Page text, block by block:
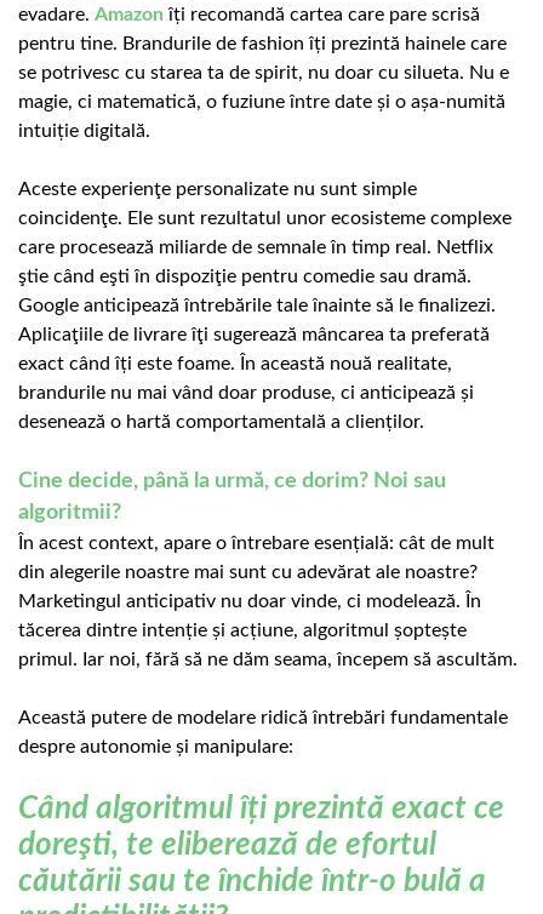
evadare. Amazon îți recomandă cartea care pare scrisă
pentru tine. Brandurile de fashion îți prezintă hainele care
se potrivesc cu starea ta de spirit, nu doar cu silueta. Nu e
magie, ci matematică, o fuziune între date și o așa-numită
intuiție digitală.
Aceste experienţe personalizate nu sunt simple
coincidenţe. Ele sunt rezultatul unor ecosisteme complexe
care procesează miliarde de semnale în timp real. Netflix
ştie când eşti în dispoziţie pentru comedie sau dramă.
Google anticipează întrebările tale înainte să le finalizezi.
Aplicaţiile de livrare îţi sugerează mâncarea ta preferată
exact când îți este foame. În această nouă realitate,
brandurile nu mai vând doar produse, ci anticipează și
desenează o hartă comportamentală a clienților.
Cine decide, până la urmă, ce dorim? Noi sau
algoritmii?
În acest context, apare o întrebare esențială: cât de mult
din alegerile noastre mai sunt cu adevărat ale noastre?
Marketingul anticipativ nu doar vinde, ci modelează. În
tăcerea dintre intenție și acțiune, algoritmul șoptește
primul. Iar noi, fără să ne dăm seama, începem să ascultăm.
Această putere de modelare ridică întrebări fundamentale
despre autonomie și manipulare:
Când algoritmul îți prezintă exact ce
doreşti, te eliberează de efortul
căutării sau te închide într-o bulă a